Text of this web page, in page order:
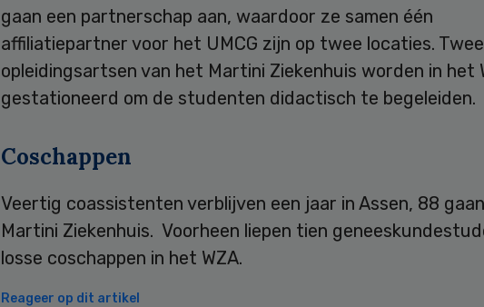
gaan een partnerschap aan, waardoor ze samen één
affiliatiepartner voor het UMCG zijn op twee locaties. Twee
opleidingsartsen van het Martini Ziekenhuis worden in het
gestationeerd om de studenten didactisch te begeleiden.
Coschappen
Veertig coassistenten verblijven een jaar in Assen, 88
Martini Ziekenhuis. Voorheen liepen tien
losse coschappen in het WZA.
Reageer op dit artikel